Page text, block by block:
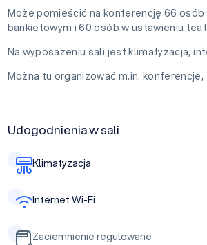
Może pomieścić na konferencję 66 osób
bankietowym i 60 osób w ustawieniu
Na wyposażeniu sali jest klimatyzacja,
Można tu organizować m.in.
Udogodnienia w sali
Klimatyzacja
Internet Wi-Fi
Zaciemnienie regulowane